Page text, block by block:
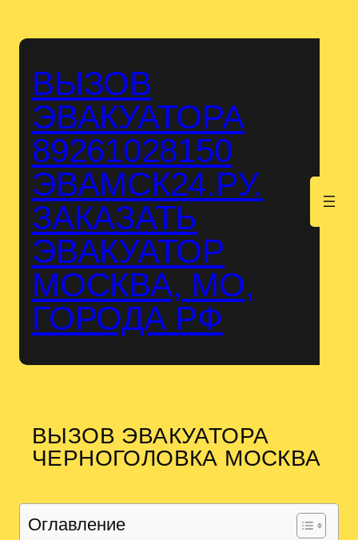
ВЫЗОВ
ЭВАКУАТОРА
89261028150
ЭВАМСК24.РУ.
ЗАКАЗАТЬ
ЭВАКУАТОР
МОСКВА, МО,
ГОРОДА РФ
ВЫЗОВ ЭВАКУАТОРА
ЧЕРНОГОЛОВКА МОСКВА
Оглавление